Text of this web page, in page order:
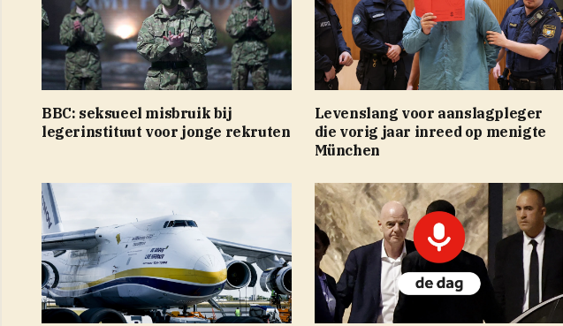
BBC: seksueel misbruik bij
legerinstituut voor jonge rekruten
Levenslang voor aanslagpleger
die vorig jaar inreed op menigte
München